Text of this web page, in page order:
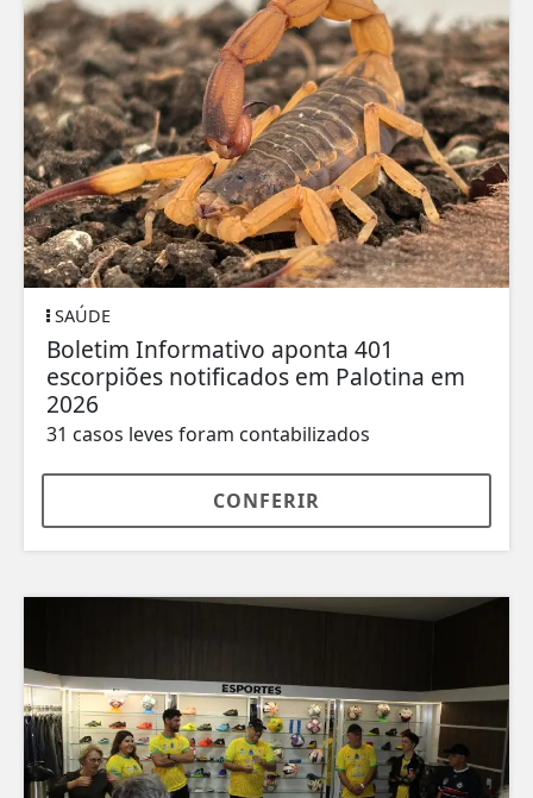
SAÚDE
Boletim Informativo aponta 401
escorpiões notificados em Palotina em
2026
31 casos leves foram contabilizados
CONFERIR